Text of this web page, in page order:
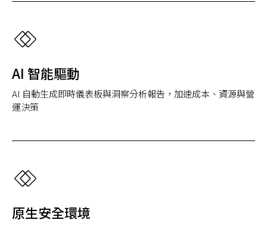
AI 智能驅動
AI 自動生成即時儀表板與洞察分析報告，加速成本、資源與營
運決策
原生安全環境